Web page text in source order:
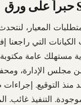
المعيار،
التي راجعنا
مستهلك عامة مكتوبة
من مجلس الإدارة،
منذ التوقيع.
التنفيذ غائب.